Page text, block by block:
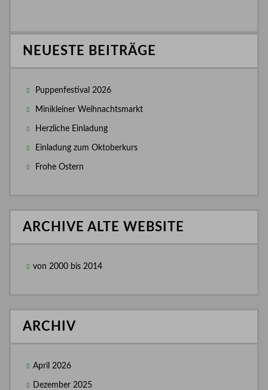
NEUESTE BEITRÄGE
Puppenfestival 2026
Minikleiner Weihnachtsmarkt
Herzliche Einladung
Einladung zum Oktoberkurs
Frohe Ostern
ARCHIVE ALTE WEBSITE
von 2000 bis 2014
ARCHIV
April 2026
Dezember 2025